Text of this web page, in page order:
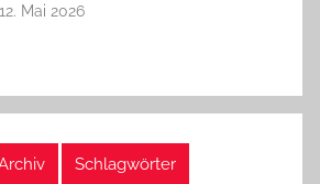
12. Mai 2026
Schlagwörter